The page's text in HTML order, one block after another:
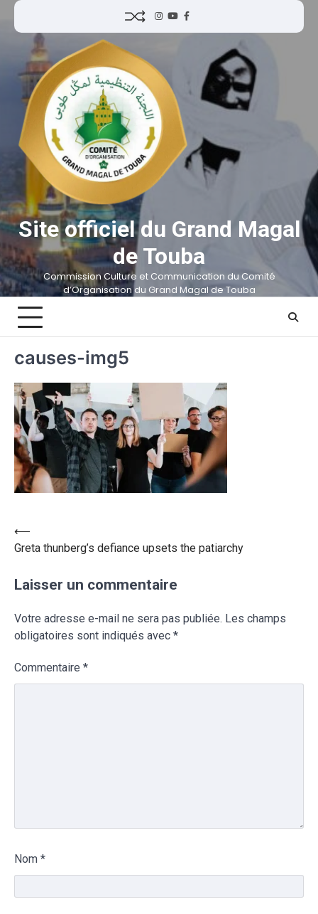
Site officiel du Grand Magal
de Touba
Commission Culture et Communication du Comité
d’Organisation du Grand Magal de Touba
causes-img5
⟵
Greta thunberg’s defiance upsets the patiarchy
Laisser un commentaire
Votre adresse e-mail ne sera pas publiée. Les champs
obligatoires sont indiqués avec *
Commentaire *
Nom *